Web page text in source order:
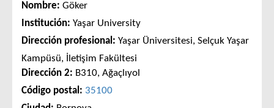
Nombre: Göker
Institución: Yaşar University
Dirección profesional: Yaşar Üniversitesi, Selçuk Yaşar
Kampüsü, İletişim Fakültesi
Dirección 2: B310, Ağaçlıyol
Código postal: 35100